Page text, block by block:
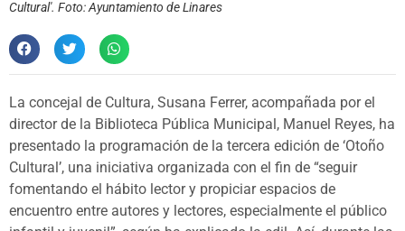
Cultural'. Foto: Ayuntamiento de Linares
La concejal de Cultura, Susana Ferrer, acompañada por el
director de la Biblioteca Pública Municipal, Manuel Reyes, ha
presentado la programación de la tercera edición de ‘Otoño
Cultural’, una iniciativa organizada con el fin de “seguir
fomentando el hábito lector y propiciar espacios de
encuentro entre autores y lectores, especialmente el público